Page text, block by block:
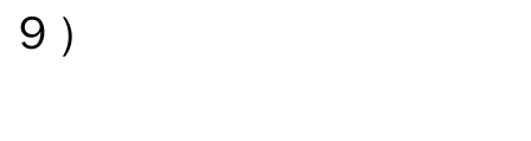
９）